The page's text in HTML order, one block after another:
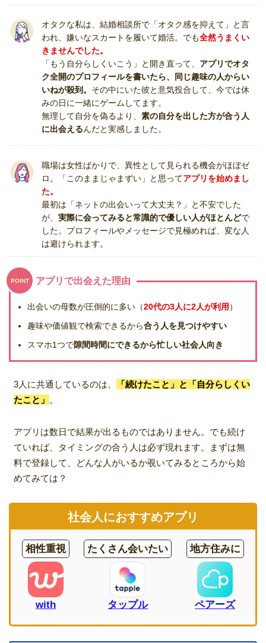
オタクな私は、結婚相談所で「オタク感を抑えて」と言
われ、嫌いなスカートを履いて婚活。でも全然うまくい
きませんでした。
「もう自分らしくいこう」と開き直って、 アプリでオタ
ク全開のプロフィールを書いたら、同じ趣味の人からい
いねが殺到。 その中にいた彼と意気投合して、今では休
みの日に一緒にゲームしてます。
無理して自分を偽るより、 素の自分を出した方が合う人
に出会えるんだと実感しました。
職場は女性ばかりで、異性として見られる機会がほぼゼ
ロ。「このままじゃまずい」と思ってアプリを始めまし
た。
最初は「ネットの出会いって大丈夫？」と不安でした
が、 実際に会ってみると常識的で優しい人がほとんどで
した。プロフィールやメッセージで見極めれば、変な人
は避けられます。
POINT アプリで出会えた理由
出会いの母数が圧倒的に多い（20代の3人に2人が利用 ）
趣味や価値観で検索できるから合う人を見つけやすい
スマホ1つで隙間時間にできるから忙しい社会人向き
3人に共通しているのは、
「続けたこと」と「自分らしくい
たこと」 。
アプリは数日で結果が出るものではありません。でも続け
ていれば、タイミングの合う人は必ず現れます。まずは無
料で登録して、どんな人がいるか覗いてみるところから始
めてみては？
社会人におすすめアプリ
相性重視
with
たくさん会いたい
タップル
地方住みに
ペアーズ